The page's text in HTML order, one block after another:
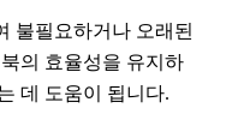
불필요하거나 오래된
의 효율성을 유지하
데 도움이 됩니다.